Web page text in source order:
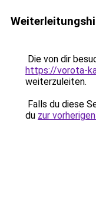
Die von dir
https://vorota-
weiterzuleiten.
Falls du diese
du zur